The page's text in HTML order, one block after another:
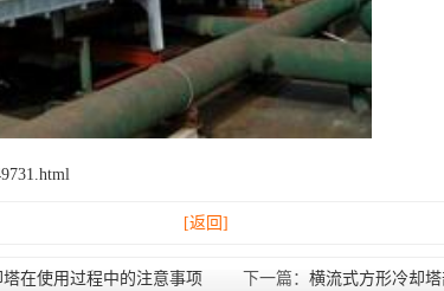
[返回]
塔在使用过程中的注意事项 下一篇： 横流式方形冷却